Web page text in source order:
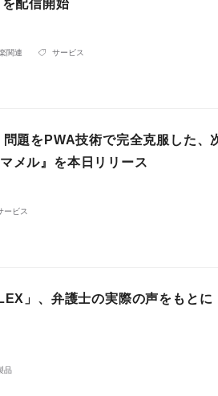
配信開始
関連 サービス
題をPWA技術で完全克服した、
メル』を本日リリース
ービス
」、弁護士の実際の声をもとに
品